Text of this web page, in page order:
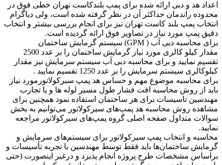
اعداد هد و دبی ارائه شده برای پمپ بلندکاست تهران خطی فوق در
محدوده راندمان حداکثر آن در نظر گرفته شده است، ولی دیاگرام
انتخاب پمپ بلند کاست تهران نیز برای انجام بررسی بیشتر و انتخاب
دقیق پمپ مورد نیاز در تصاویر فوق ارائه گردیده است.
برای محاسبه دبی آب ( GPM) سیستم گرمایش ساختمان
مقدار کیلو کالری مورد نیاز گرمایش ساختمان را بر عدد 2500
تقسیم نمایید و برای محاسبه دبی آب سیستم سرمایش نیز مقدار
کیلوکالری سیستم سرمایش را بر عدد 1250 تقسیم نمایید .
برای محاسبه موضوع مهم و حساس هد پمپ سیرکولاتورمورد نیاز
باید از روش محاسبه افت فشار طول مسیر لوله ها و یا تجارب
مهندسین تاسیسات برای هر ساختمان استفاده نمود همچنین برای
مشاهده روش محاسبه هد پمپ‌های سیرکولاتور می‌توانیم به بخش
سوالات متداول صفحه اصلی گروه پمپ‌های سیرکولاتور مراجعه
نمایید.
محاسبه و انتخاب پمپ سیرکولاتور برای سیستم‌های سرمایش و
گرمایش ساختمان‌ها باید فقط توسط مهندسین با تجربه تأسیسات و
براساس مشخصات طرح پروژه انجام پذیرد و درغیر اینصورت (حتی